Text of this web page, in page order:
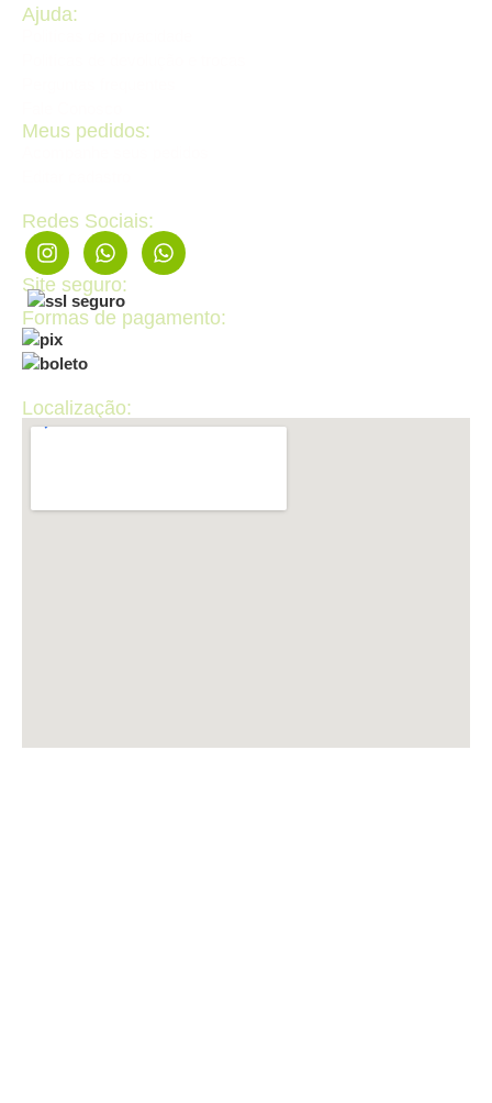
Ajuda:
Meus pedidos:
Redes Sociais:
Site seguro:
Formas de pagamento:
Localização: